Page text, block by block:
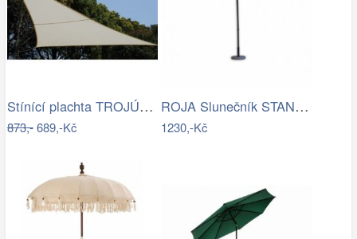
Stínící plachta TROJÚHELNÍK Rojaplast
873,-689,-Kč
ROJA Slunečník STANDART 3m - terracota
1230,-Kč